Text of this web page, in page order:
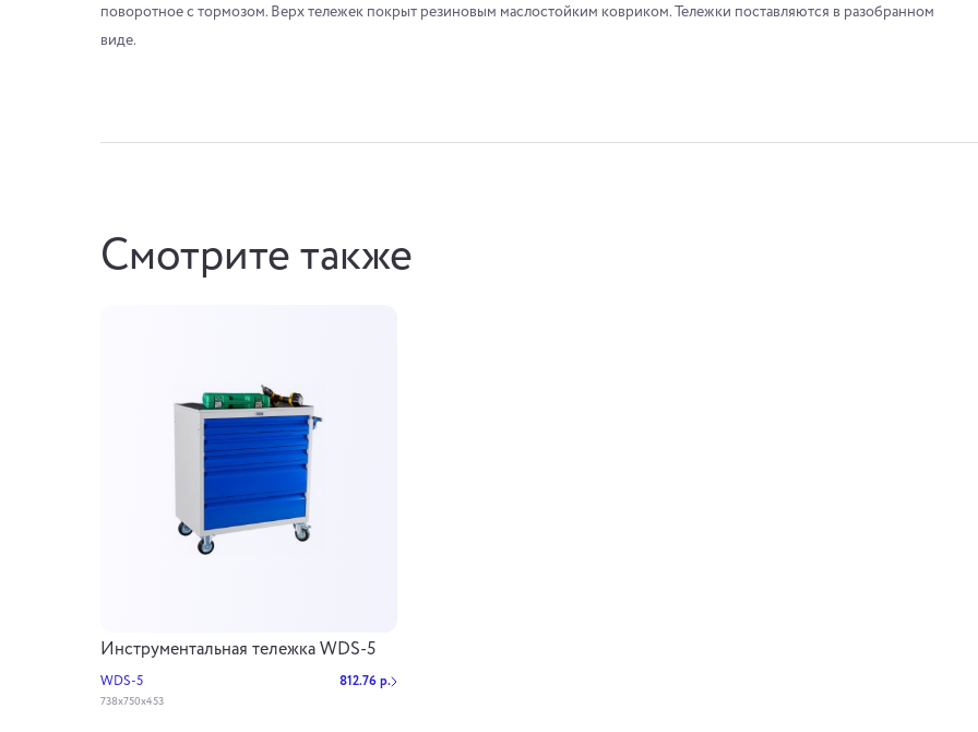
поворотное с тормозом. Верх тележек покрыт резиновым маслостойким ковриком. Тележки поставляются в разобранном
виде.
Смотрите также
Инструментальная тележка WDS-5
WDS-5 812.76 р.
738x750x453